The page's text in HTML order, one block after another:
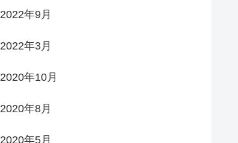
2022年9月
2022年3月
2020年10月
2020年8月
2020年5月